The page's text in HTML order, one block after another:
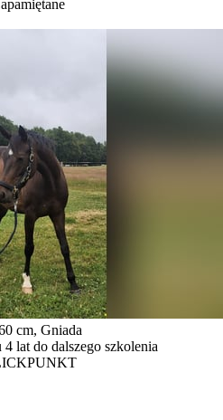
cm, Gniada
lat do dalszego szkolenia